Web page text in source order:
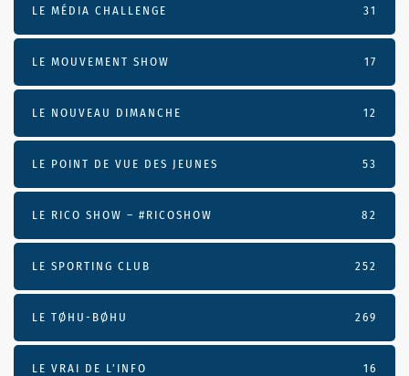
LE MÉDIA CHALLENGE 31
LE MOUVEMENT SHOW 17
LE NOUVEAU DIMANCHE 12
LE POINT DE VUE DES JEUNES 53
LE RICO SHOW – #RICOSHOW 82
LE SPORTING CLUB 252
LE TØHU-BØHU 269
LE VRAI DE L’INFO 16